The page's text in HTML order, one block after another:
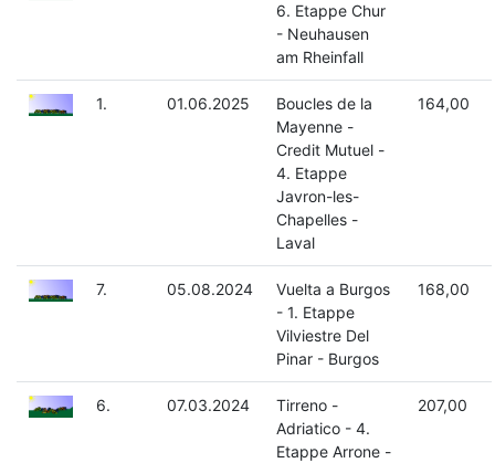
6. Etappe Chur
- Neuhausen
am Rheinfall
1. 01.06.2025
Boucles de la
Mayenne -
Credit Mutuel -
4. Etappe
Javron-les-
Chapelles -
Laval
164,00
7. 05.08.2024
Vuelta a Burgos
- 1. Etappe
Vilviestre Del
Pinar - Burgos
168,00
6. 07.03.2024
Tirreno -
Adriatico - 4.
Etappe Arrone -
207,00